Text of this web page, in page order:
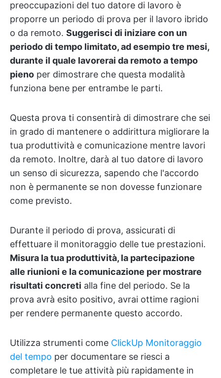
preoccupazioni del tuo datore di lavoro è
proporre un periodo di prova per il lavoro ibrido
o da remoto. Suggerisci di iniziare con un
periodo di tempo limitato, ad esempio tre mesi,
durante il quale lavorerai da remoto a tempo
pieno per dimostrare che questa modalità
funziona bene per entrambe le parti.
Questa prova ti consentirà di dimostrare che sei
in grado di mantenere o addirittura migliorare la
tua produttività e comunicazione mentre lavori
da remoto. Inoltre, darà al tuo datore di lavoro
un senso di sicurezza, sapendo che l'accordo
non è permanente se non dovesse funzionare
come previsto.
Durante il periodo di prova, assicurati di
effettuare il monitoraggio delle tue prestazioni.
Misura la tua produttività, la partecipazione
alle riunioni e la comunicazione per mostrare
risultati concreti alla fine del periodo. Se la
prova avrà esito positivo, avrai ottime ragioni
per rendere permanente questo accordo.
Utilizza strumenti come ClickUp Monitoraggio
del tempo per documentare se riesci a
completare le tue attività più rapidamente in